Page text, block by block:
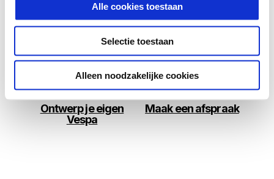
Alle cookies toestaan
Selectie toestaan
Alleen noodzakelijke cookies
Proefrit Vind een dealer
Ontwerp je eigen
Vespa
Maak een afspraak